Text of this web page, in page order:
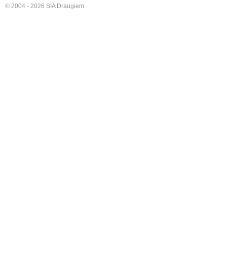
© 2004 - 2026 SIA Draugiem